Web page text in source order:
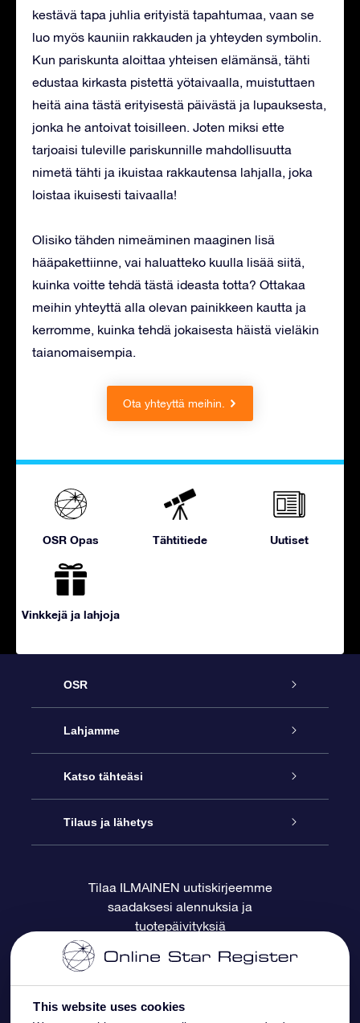
This website uses cookies
kestävä tapa juhlia erityistä tapahtumaa, vaan se
luo myös kauniin rakkauden ja yhteyden symbolin.
Kun pariskunta aloittaa yhteisen elämänsä, tähti
edustaa kirkasta pistettä yötaivaalla, muistuttaen
heitä aina tästä erityisestä päivästä ja lupauksesta,
jonka he antoivat toisilleen. Joten miksi ette
tarjoaisi tuleville pariskunnille mahdollisuutta
nimetä tähti ja ikuistaa rakkautensa lahjalla, joka
loistaa ikuisesti taivaalla!
Olisiko tähden nimeäminen maaginen lisä
hääpakettiinne, vai haluatteko kuulla lisää siitä,
kuinka voitte tehdä tästä ideasta totta? Ottakaa
meihin yhteyttä alla olevan painikkeen kautta ja
kerromme, kuinka tehdä jokaisesta häistä vieläkin
taianomaisempia.
Ota yhteyttä meihin.
OSR Opas Tähtitiede Uutiset
Vinkkejä ja lahjoja
OSR
Palvelu
Ota meihin yhteyttä
Blogi
Arvostelut
Lahjamme
Online Star -lahja
OSR-lahjapakkaus
OSR-lahjakortti
Yrityslahjat
Katso tähteäsi
Star Register
Henkilökohtainen Tähtisivu
One Million Stars
OSR -tähden tallennus
Tilaus ja lähetys
Maksutiedot
Toimitustiedot
Palautuskäytäntö
Tilaa ILMAINEN uutiskirjeemme
saadaksesi alennuksia ja
tuotepäivityksiä